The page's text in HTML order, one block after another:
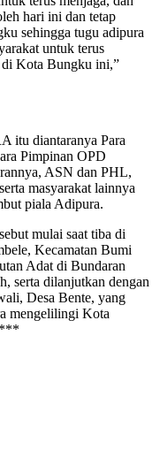
hari ini dan tetap
sehingga tugu adipura
untuk terus
di Kota Bungku ini,”
itu diantaranya Para
Pimpinan OPD
ASN dan PHL,
masyarakat lainnya
piala Adipura.
mulai saat tiba di
Kecamatan Bumi
Adat di Bundaran
serta dilanjutkan dengan
Desa Bente, yang
mengelilingi Kota
***